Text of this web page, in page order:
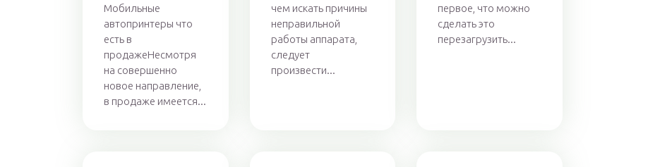
Мобильные
автопринтеры что
есть в
продажеНесмотря
на совершенно
новое направление,
в продаже имеется...
чем искать причины
неправильной
работы аппарата,
следует
произвести...
первое, что можно
сделать это
перезагрузить...